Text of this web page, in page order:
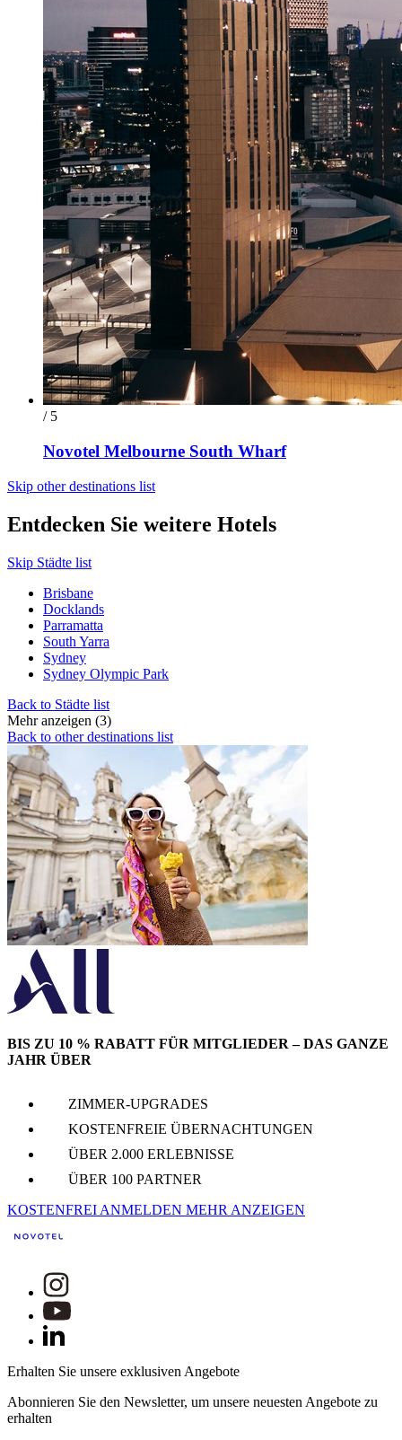
/ 5
Novotel Melbourne South Wharf
Skip other destinations list
Entdecken Sie weitere Hotels
Skip Städte list
Brisbane
Docklands
Parramatta
South Yarra
Sydney
Sydney Olympic Park
Back to Städte list
Mehr anzeigen (3)
Back to other destinations list
BIS ZU 10 % RABATT FÜR MITGLIEDER – DAS GANZE
JAHR ÜBER
ZIMMER-UPGRADES
KOSTENFREIE ÜBERNACHTUNGEN
ÜBER 2.000 ERLEBNISSE
ÜBER 100 PARTNER
KOSTENFREI ANMELDEN MEHR ANZEIGEN
Erhalten Sie unsere exklusiven Angebote
Abonnieren Sie den Newsletter, um unsere neuesten Angebote zu
erhalten